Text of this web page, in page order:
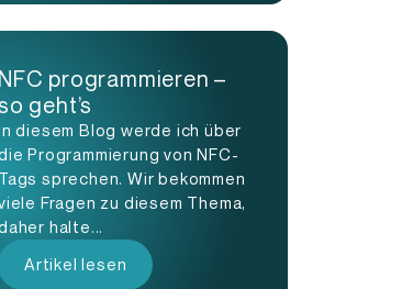
NFC programmieren –
geht’s
diesem Blog werde ich über
Programmierung von NFC-
Tags sprechen. Wir bekommen
Fragen zu diesem Thema,
halte...
Artikel lesen